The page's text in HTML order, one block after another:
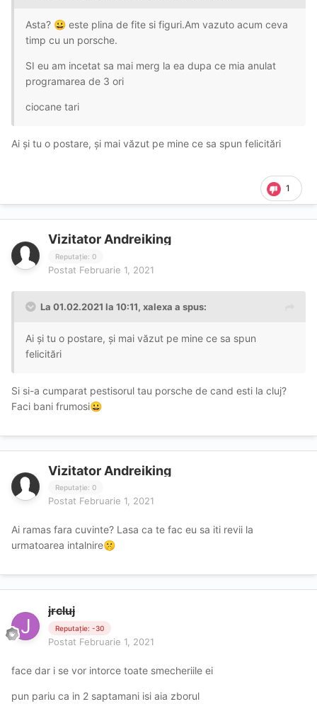
Asta? 😀 este plina de fite si figuri.Am vazuto acum ceva
timp cu un porsche.
SI eu am incetat sa mai merg la ea dupa ce mia anulat
programarea de 3 ori
ciocane tari
Ai și tu o postare, și mai văzut pe mine ce sa spun felicitări
1
Vizitator Andreiking
Reputație: 0
Postat Februarie 1, 2021
La 01.02.2021 la 10:11, xalexa a spus:
Ai și tu o postare, și mai văzut pe mine ce sa spun
felicitări
Si si-a cumparat pestisorul tau porsche de cand esti la cluj?
Faci bani frumosi😀
Vizitator Andreiking
Reputație: 0
Postat Februarie 1, 2021
Ai ramas fara cuvinte? Lasa ca te fac eu sa iti revii la
urmatoarea intalnire🤫
jrcluj
Reputație: -30
Postat Februarie 1, 2021
face dar i se vor intorce toate smecheriile ei
pun pariu ca in 2 saptamani isi aia zborul